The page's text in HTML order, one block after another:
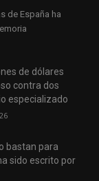
de España ha
de dólares
contra dos
especializado
bastan para
sido escrito por